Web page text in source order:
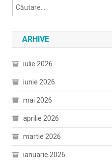
ARHIVE
iulie 2026
iunie 2026
mai 2026
aprilie 2026
martie 2026
ianuarie 2026